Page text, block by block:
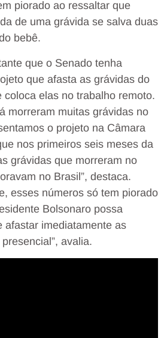
piorado ao ressaltar que
de uma grávida se salva duas
bebê.
que o Senado tenha
que afasta as grávidas do
coloca elas no trabalho remoto.
morreram muitas grávidas no
o projeto na Câmara
nos primeiros seis meses da
grávidas que morreram no
no Brasil”, destaca.
esses números só tem piorado
Bolsonaro possa
afastar imediatamente as
avalia.